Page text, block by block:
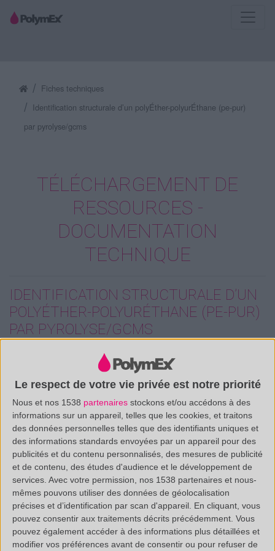
Le respect de votre vie privée est notre priorité
Nous et nos 1538 partenaires stockons et/ou accédons à des
informations sur un appareil, telles que les cookies, et traitons
des données personnelles telles que des identifiants uniques et
des informations standards envoyées par un appareil pour des
publicités et du contenu personnalisés, des mesures de publicité
et de contenu, des études d'audience et le développement de
services. Avec votre permission, nos 1538 partenaires et nous-
mêmes pouvons utiliser des données de géolocalisation
précises et d’identification par scan d'appareil. En cliquant, vous
pouvez consentir aux traitements décrits précédemment. Vous
pouvez également accéder à des informations plus détaillées et
modifier vos préférences avant de consentir ou pour refuser de
Fiches techniques
Identification structurale d’un polyÉther-polyurÉthane (pe-pur)
par pyrolyse/gcms
TÉLÉCHARGEMENT DE
RESSOURCES -
DOCUMENTATION
TECHNIQUE
IDENTIFICATION STRUCTURALE D’UN
POLYÉTHER-POLYURÉTHANE (PE-PUR)
PAR PYROLYSE/GCMS
Lors de leur fragmentation, les matrices polyether-
polyuréthane engendrent des fragments pyrolytiques
caractéristiques comme les diisocyanates (ici, IPDI et
HDI) et les difonctionnels (ici, un polyol PTMO et un
extenseur de chaine diamine 1,4-BDA).
Téléchargez la documentation technique